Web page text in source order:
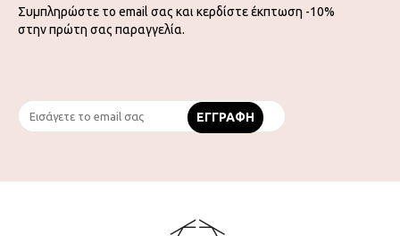
Συμπληρώστε το email σας και κερδίστε έκπτωση -10%
στην πρώτη σας παραγγελία.